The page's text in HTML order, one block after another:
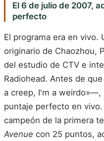
El 6 de julio de 2007,
perfecto
El programa era en vivo.
originario de Chaozhou,
del estudio de CTV e
Radiohead. Antes de
a creep, I'm a weirdo»—,
puntaje perfecto en
campeón de la primera
Avenue con 25 puntos,